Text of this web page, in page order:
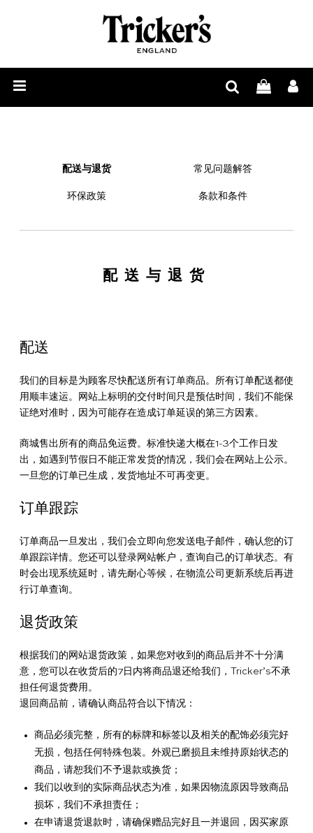
理
鞋
底
护
理
液
光
面
皮
清
洁
液
彩
皮
护
理
霜
1925
镜
面
鞋
蜡
真
皮
腰
带
联
合
礼
盒
品
牌
故
事
265
道
独
立
工
序
尊
享
服
务
尊
享
制
售
后
务
合
作
伴
售
商
装
定
制
哪
配
配送与退货 常见问题解答
环保政策 条款和条件
配送与退货
配送
我们的目标是为顾客尽快配送所有订单商品。所有订单配送都使
用顺丰速运。网站上标明的交付时间只是预估时间，我们不能保
证绝对准时，因为可能存在造成订单延误的第三方因素。
商城售出所有的商品免运费。标准快递大概在1-3个工作日发
出，如遇到节假日不能正常发货的情况，我们会在网站上公示。
一旦您的订单已生成，发货地址不可再变更。
订单跟踪
订单商品一旦发出，我们会立即向您发送电子邮件，确认您的订
单跟踪详情。您还可以登录网站帐户，查询自己的订单状态。有
时会出现系统延时，请先耐心等候，在物流公司更新系统后再进
行订单查询。
退货政策
根据我们的网站退货政策，如果您对收到的商品后并不十分满
意，您可以在收货后的7日内将商品退还给我们，Tricker’s不承
担任何退货费用。
退回商品前，请确认商品符合以下情况：
商品必须完整，所有的标牌和标签以及相关的配饰必须完好
无损，包括任何特殊包装。外观已磨损且未维持原始状态的
商品，请恕我们不予退款或换货；
我们以收到的实际商品状态为准，如果因物流原因导致商品
损坏，我们不承担责任；
在申请退货退款时，请确保赠品完好且一并退回，因买家原